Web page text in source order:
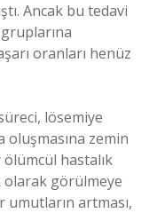
Ancak bu tedavi
oranları henüz
lösemiye
oluşmasına zemin
ölümcül hastalık
olarak görülmeye
umutların artması,